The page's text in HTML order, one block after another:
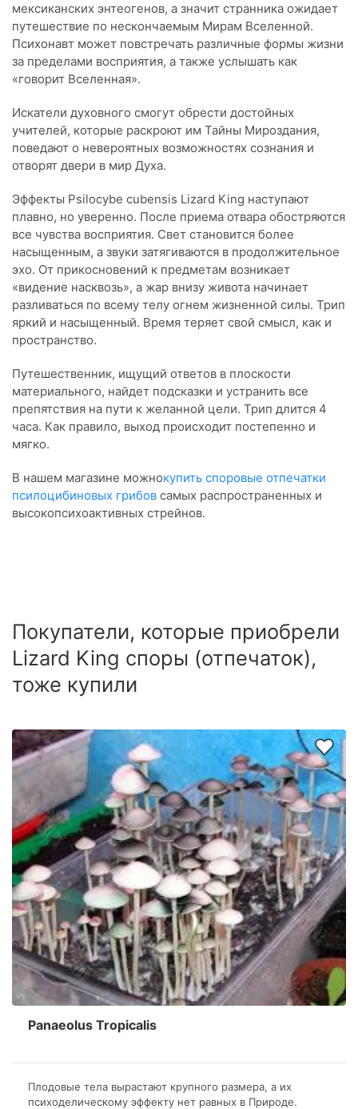
мексиканских энтеогенов, а значит странника ожидает
путешествие по нескончаемым Мирам Вселенной.
Психонавт может повстречать различные формы жизни
за пределами восприятия, а также услышать как
«говорит Вселенная».
Искатели духовного смогут обрести достойных
учителей, которые раскроют им Тайны Мироздания,
поведают о невероятных возможностях сознания и
отворят двери в мир Духа.
Эффекты Psilocybe cubensis Lizard King наступают
плавно, но уверенно. После приема отвара обостряются
все чувства восприятия. Свет становится более
насыщенным, а звуки затягиваются в продолжительное
эхо. От прикосновений к предметам возникает
«видение насквозь», а жар внизу живота начинает
разливаться по всему телу огнем жизненной силы. Трип
яркий и насыщенный. Время теряет свой смысл, как и
пространство.
Путешественник, ищущий ответов в плоскости
материального, найдет подсказки и устранить все
препятствия на пути к желанной цели. Трип длится 4
часа. Как правило, выход происходит постепенно и
мягко.
В нашем магазине можнокупить споровые отпечатки
псилоцибиновых грибов самых распространенных и
высокопсихоактивных стрейнов.
Покупатели, которые приобрели
Lizard King споры (отпечаток),
тоже купили
Panaeolus Tropicalis
Плодовые тела вырастают крупного размера, а их
психоделическому эффекту нет равных в Природе.